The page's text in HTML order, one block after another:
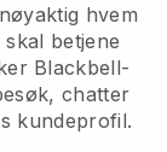
hvem
betjene
Blackbell-
chatter
kundeprofil.